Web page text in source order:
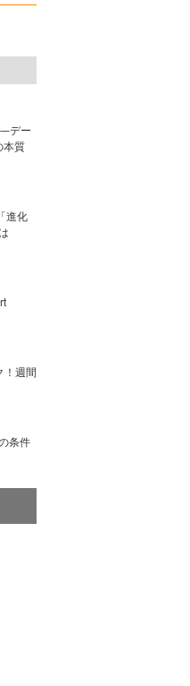
デー
本質
進化
！週間
条件